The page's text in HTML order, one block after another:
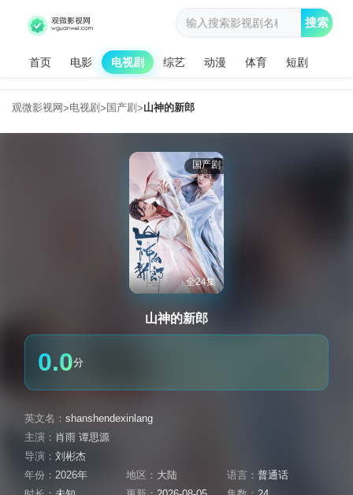
首页 电影 电视剧 综艺 动漫 体育 短剧
搜索
观微影视网>电视剧 > 国产剧 >山神的新郎
国产剧
全24集
山神的新郎
0.0分
英文名： shanshendexinlang
主演： 肖雨 谭思源
导演： 刘彬杰
年份： 2026年 地区： 大陆 语言：普通话